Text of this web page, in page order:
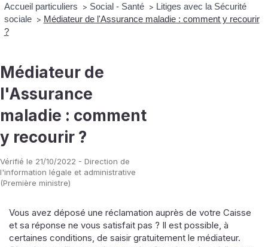
Accueil particuliers > Social - Santé > Litiges avec la Sécurité
sociale > Médiateur de l'Assurance maladie : comment y recourir
?
Médiateur de
l'Assurance
maladie : comment
y recourir ?
Vérifié le 21/10/2022 - Direction de
l'information légale et administrative
(Première ministre)
Vous avez déposé une réclamation auprès de votre Caisse
et sa réponse ne vous satisfait pas ? Il est possible, à
certaines conditions, de saisir gratuitement le médiateur.